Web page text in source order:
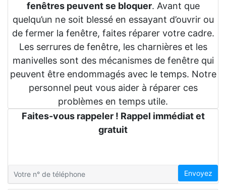
fenêtres peuvent se bloquer. Avant que
quelqu’un ne soit blessé en essayant d’ouvrir ou
de fermer la fenêtre, faites réparer votre cadre.
Les serrures de fenêtre, les charnières et les
manivelles sont des mécanismes de fenêtre qui
peuvent être endommagés avec le temps. Notre
personnel peut vous aider à réparer ces
problèmes en temps utile.
Faites-vous rappeler ! Rappel immédiat et
gratuit
Envoyez